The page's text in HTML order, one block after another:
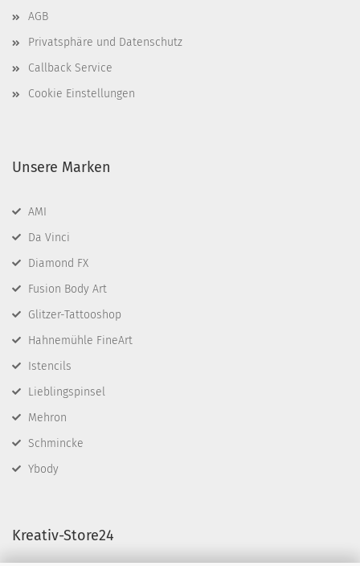
AGB
Privatsphäre und Datenschutz
Callback Service
Cookie Einstellungen
Unsere Marken
AMI
Da Vinci
Diamond FX
Fusion Body Art
Glitzer-Tattooshop
Hahnemühle FineArt
Istencils
Lieblingspinsel
Mehron
Schmincke
Ybody
Kreativ-Store24